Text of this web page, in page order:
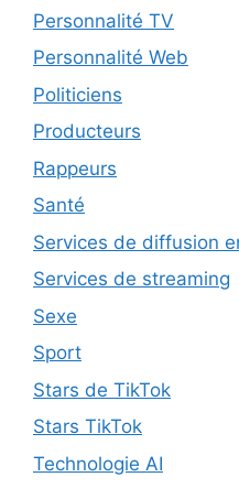
Personnalité TV
Personnalité Web
Politiciens
Producteurs
Rappeurs
Santé
Services de diffusion
Services de streaming
Sexe
Sport
Stars de TikTok
Stars TikTok
Technologie AI